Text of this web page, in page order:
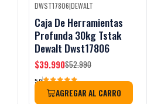
-25%OFF Black Week
DWST17806|DEWALT
Caja De Herramientas
Profunda 30kg Tstak
Dewalt Dwst17806
$39.990$52.990
5.0
AGREGAR AL CARRO